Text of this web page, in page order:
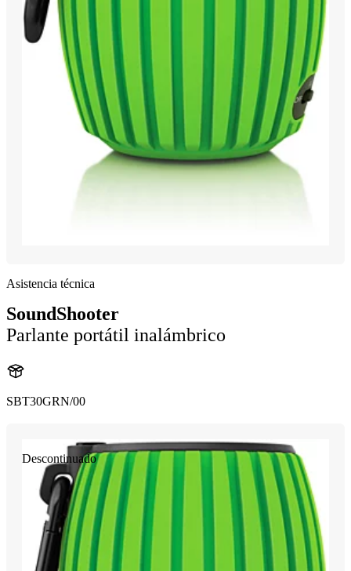
Asistencia técnica
SoundShooter
Parlante portátil inalámbrico
SBT30GRN/00
Descontinuado